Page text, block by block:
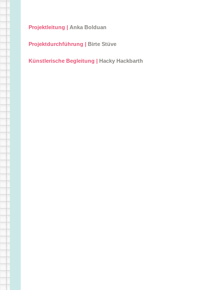
Projektleitung | Anka Bolduan
Projektdurchführung | Birte Stüve
Künstlerische Begleitung | Hacky Hackbarth